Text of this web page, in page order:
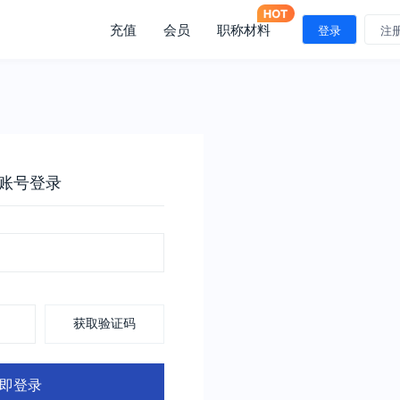
充值 会员 职称材料 登录 注
号登录
获取验证码
登录